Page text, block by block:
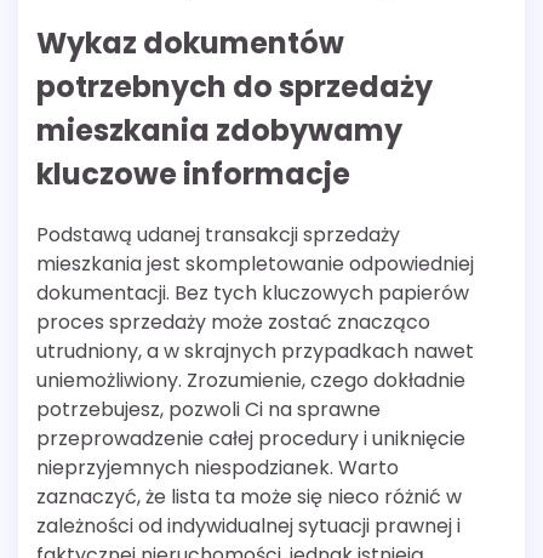
Wykaz dokumentów
potrzebnych do sprzedaży
mieszkania zdobywamy
kluczowe informacje
Podstawą udanej transakcji sprzedaży
mieszkania jest skompletowanie odpowiedniej
dokumentacji. Bez tych kluczowych papierów
proces sprzedaży może zostać znacząco
utrudniony, a w skrajnych przypadkach nawet
uniemożliwiony. Zrozumienie, czego dokładnie
potrzebujesz, pozwoli Ci na sprawne
przeprowadzenie całej procedury i uniknięcie
nieprzyjemnych niespodzianek. Warto
zaznaczyć, że lista ta może się nieco różnić w
zależności od indywidualnej sytuacji prawnej i